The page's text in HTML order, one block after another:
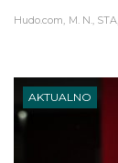
Hudo.com M. N., STA
AKTUALNO